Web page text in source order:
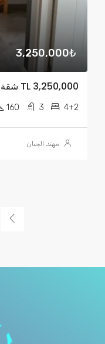
3,250,000₺
TL 3,250,000 شقة للبيع 4+2 دوبلكس صفر بيلكدوزو
4+2
3
160
مهند الجبان